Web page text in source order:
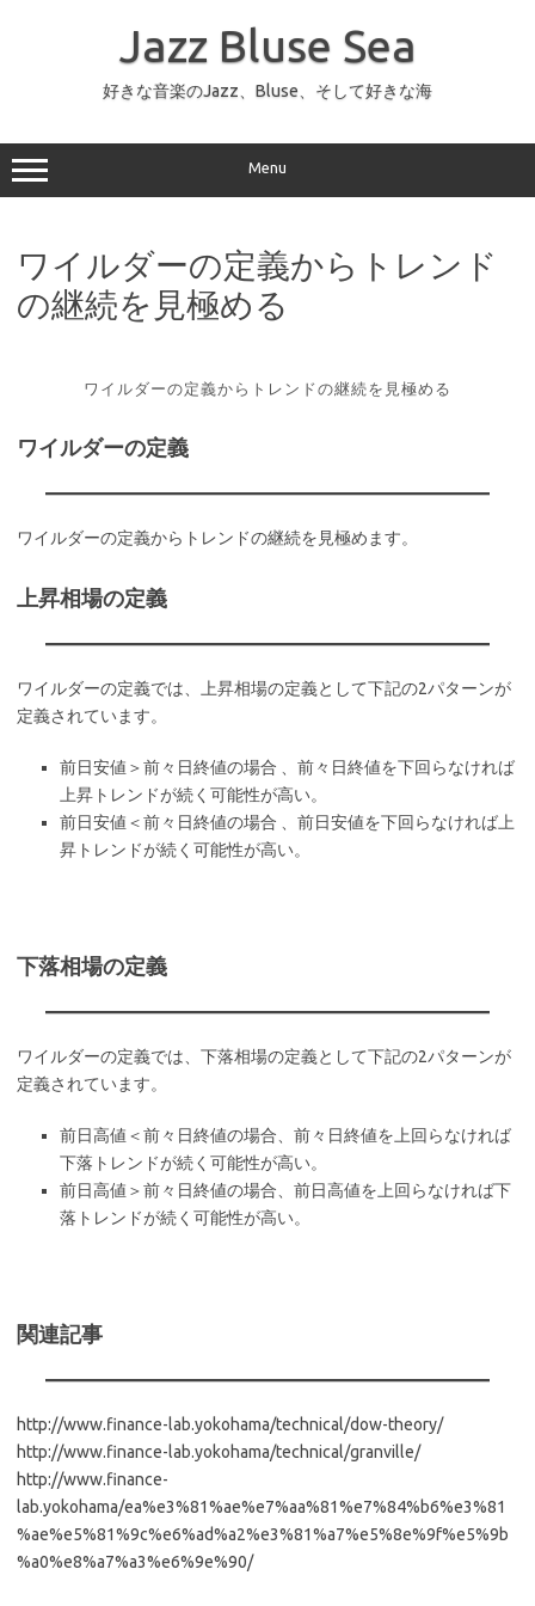
ッ
プ
Jazz Bluse Sea
好きな音楽のJazz、Bluse、そして好きな海
Menu
ワイルダーの定義からトレンド
の継続を見極める
ワイルダーの定義からトレンドの継続を見極める
ワイルダーの定義
ワイルダーの定義からトレンドの継続を見極めます。
上昇相場の定義
ワイルダーの定義では、上昇相場の定義として下記の2パターンが
定義されています。
前日安値＞前々日終値の場合 、前々日終値を下回らなければ
上昇トレンドが続く可能性が高い。
前日安値＜前々日終値の場合 、前日安値を下回らなければ上
昇トレンドが続く可能性が高い。
下落相場の定義
ワイルダーの定義では、下落相場の定義として下記の2パターンが
定義されています。
前日高値＜前々日終値の場合、前々日終値を上回らなければ
下落トレンドが続く可能性が高い。
前日高値＞前々日終値の場合、前日高値を上回らなければ下
落トレンドが続く可能性が高い。
関連記事
http://www.finance-lab.yokohama/technical/dow-theory/
http://www.finance-lab.yokohama/technical/granville/
http://www.finance-
lab.yokohama/ea%e3%81%ae%e7%aa%81%e7%84%b6%e3%81
%ae%e5%81%9c%e6%ad%a2%e3%81%a7%e5%8e%9f%e5%9b
%a0%e8%a7%a3%e6%9e%90/